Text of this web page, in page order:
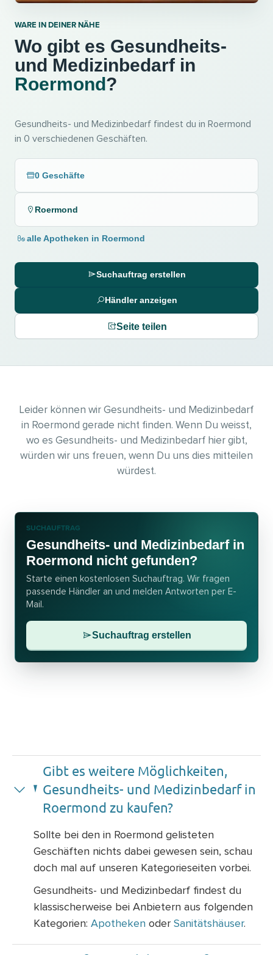
WARE IN DEINER NÄHE
Wo gibt es Gesundheits-
und Medizinbedarf in
Roermond?
Gesundheits- und Medizinbedarf findest du in Roermond
in 0 verschiedenen Geschäften.
0 Geschäfte
Roermond
alle Apotheken in Roermond
Suchauftrag erstellen
Händler anzeigen
Seite teilen
Leider können wir Gesundheits- und Medizinbedarf
in Roermond gerade nicht finden. Wenn Du weisst,
wo es Gesundheits- und Medizinbedarf hier gibt,
würden wir uns freuen, wenn Du uns dies mitteilen
würdest.
SUCHAUFTRAG
Gesundheits- und Medizinbedarf in
Roermond nicht gefunden?
Starte einen kostenlosen Suchauftrag. Wir fragen
passende Händler an und melden Antworten per E-
Mail.
Suchauftrag erstellen
Gibt es weitere Möglichkeiten,
Gesundheits- und Medizinbedarf in
Roermond zu kaufen?
Sollte bei den in Roermond gelisteten
Geschäften nichts dabei gewesen sein, schau
doch mal auf unseren Kategorieseiten vorbei.
Gesundheits- und Medizinbedarf findest du
klassischerweise bei Anbietern aus folgenden
Kategorien: Apotheken oder Sanitätshäuser.